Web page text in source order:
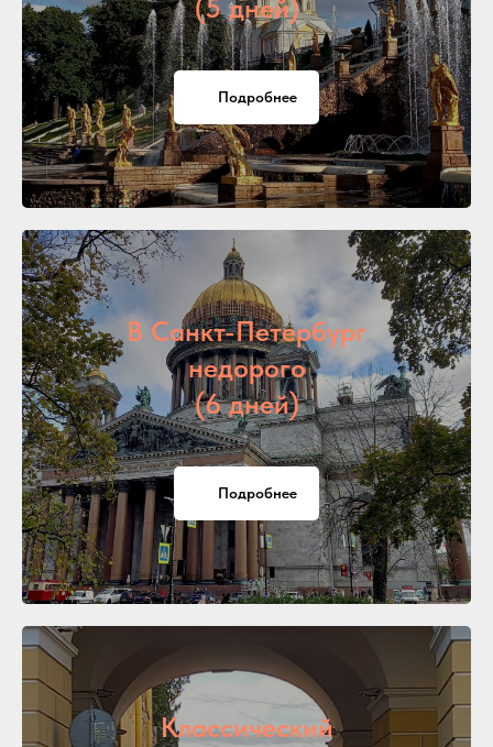
(5 дней)
Подробнее
В Санкт-Петербург
недорого
(6 дней)
Подробнее
Классический